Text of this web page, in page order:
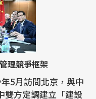
理競爭框架
5月訪問北京，與中
雙方定調建立「建設